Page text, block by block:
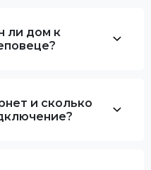
ли дом к
и сколько